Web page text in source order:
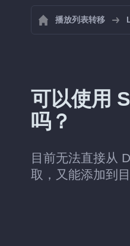
播放列表转移
可以使用
吗？
目前无法直接从
取，又能添加到